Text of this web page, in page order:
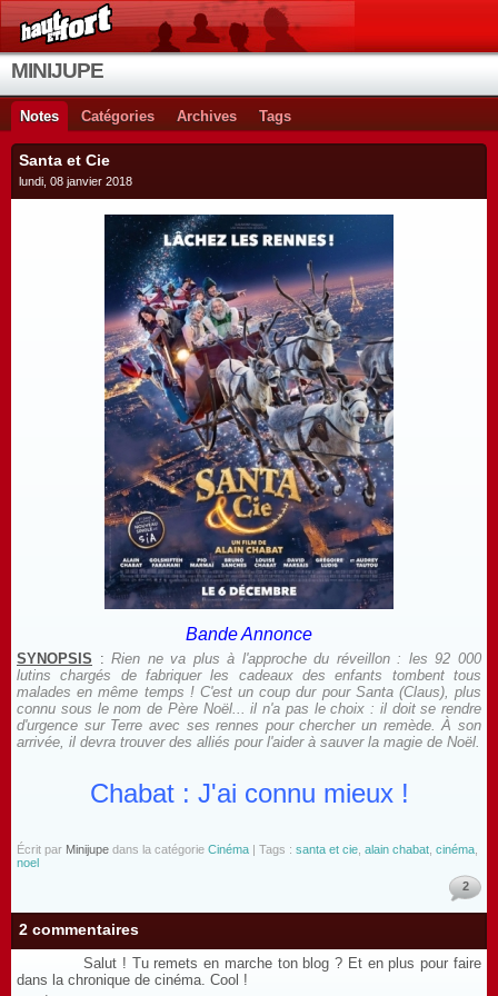
MINIJUPE
Notes Catégories Archives Tags
Santa et Cie
lundi, 08 janvier 2018
Bande Annonce
SYNOPSIS :Rien ne va plus à l'approche du réveillon : les 92 000
lutins chargés de fabriquer les cadeaux des enfants tombent tous
malades en même temps ! C'est un coup dur pour Santa (Claus), plus
connu sous le nom de Père Noël... il n'a pas le choix : il doit se rendre
d'urgence sur Terre avec ses rennes pour chercher un remède. À son
arrivée, il devra trouver des alliés pour l'aider à sauver la magie de Noël.
Chabat : J'ai connu mieux !
Écrit par Minijupe dans la catégorie Cinéma | Tags : santa et cie alain chabat cinéma
noel
2
2 commentaires
Salut ! Tu remets en marche ton blog ? Et en plus pour faire
dans la chronique de cinéma. Cool !